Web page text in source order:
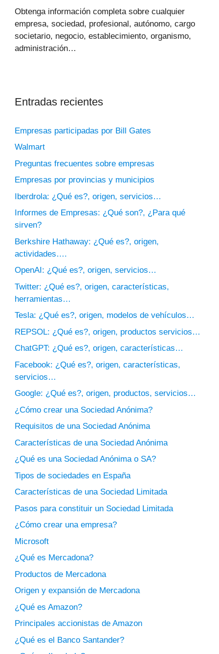
Obtenga información completa sobre cualquier
empresa, sociedad, profesional, autónomo, cargo
societario, negocio, establecimiento, organismo,
administración…
Entradas recientes
Empresas participadas por Bill Gates
Walmart
Preguntas frecuentes sobre empresas
Empresas por provincias y municipios
Iberdrola: ¿Qué es?, origen, servicios…
Informes de Empresas: ¿Qué son?, ¿Para qué
sirven?
Berkshire Hathaway: ¿Qué es?, origen,
actividades….
OpenAI: ¿Qué es?, origen, servicios…
Twitter: ¿Qué es?, origen, características,
herramientas…
Tesla: ¿Qué es?, origen, modelos de vehículos…
REPSOL: ¿Qué es?, origen, productos servicios…
ChatGPT: ¿Qué es?, origen, características…
Facebook: ¿Qué es?, origen, características,
servicios…
Google: ¿Qué es?, origen, productos, servicios…
¿Cómo crear una Sociedad Anónima?
Requisitos de una Sociedad Anónima
Características de una Sociedad Anónima
¿Qué es una Sociedad Anónima o SA?
Tipos de sociedades en España
Características de una Sociedad Limitada
Pasos para constituir un Sociedad Limitada
¿Cómo crear una empresa?
Microsoft
¿Qué es Mercadona?
Productos de Mercadona
Origen y expansión de Mercadona
¿Qué es Amazon?
Principales accionistas de Amazon
¿Qué es el Banco Santander?